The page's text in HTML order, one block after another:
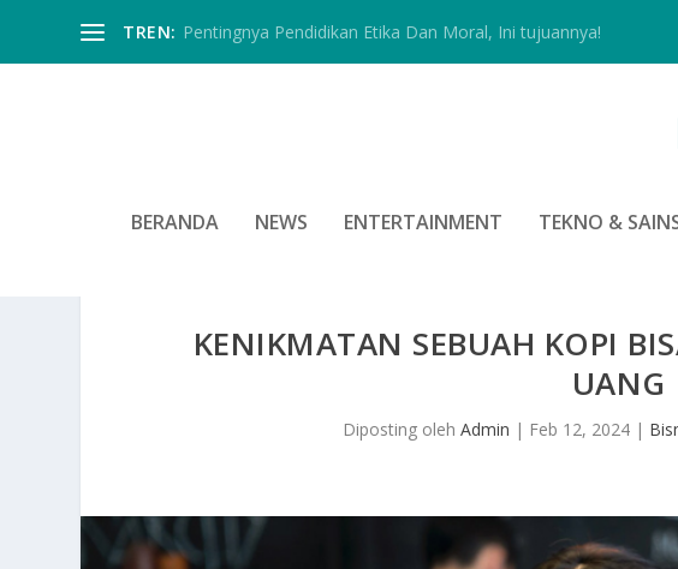
TREN: Pentingnya Pendidikan Etika Dan Moral, Ini tujuannya!
BERANDA NEWS ENTERTAINMENT TEKNO &
KENIKMATAN SEBUAH KOPI
UANG
Diposting oleh Admin | Feb 12, 2024|